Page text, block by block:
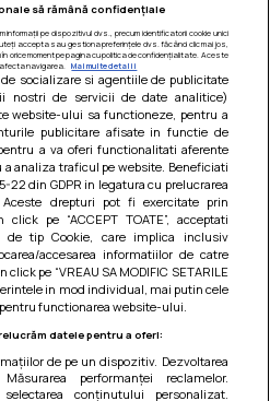
cu arpagic rosu
să rămână confidențiale
pe dispozitivul dvs., precum identificatorii cookie unici
accepta sau gestiona preferințele dvs. făcând clic mai jos,
orice moment pe pagina cu politica de confidențialitate. Aceste
afecta navigarea.
Mai multe detalii
socializare si agentiile de publicitate
nostri de servicii de date analitice)
website-ului sa functioneze, pentru a
publicitare afisate in functie de
a va oferi functionalitati aferente
analiza traficul pe website. Beneficiati
22 din GDPR in legatura cu prelucrarea
drepturi pot fi exercitate prin
click pe “ACCEPT TOATE”, acceptati
de tip Cookie, care implica inclusiv
accesarea informatiilor de catre
pe “VREAU SA MODIFIC SETARILE
in mod individual, mai putin cele
functionarea website-ului.
datele pentru a oferi:
de pe un dispozitiv. Dezvoltarea
performanței reclamelor.
conținutului personalizat.